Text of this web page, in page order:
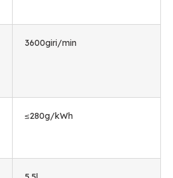
3600giri/min
≤280g/kWh